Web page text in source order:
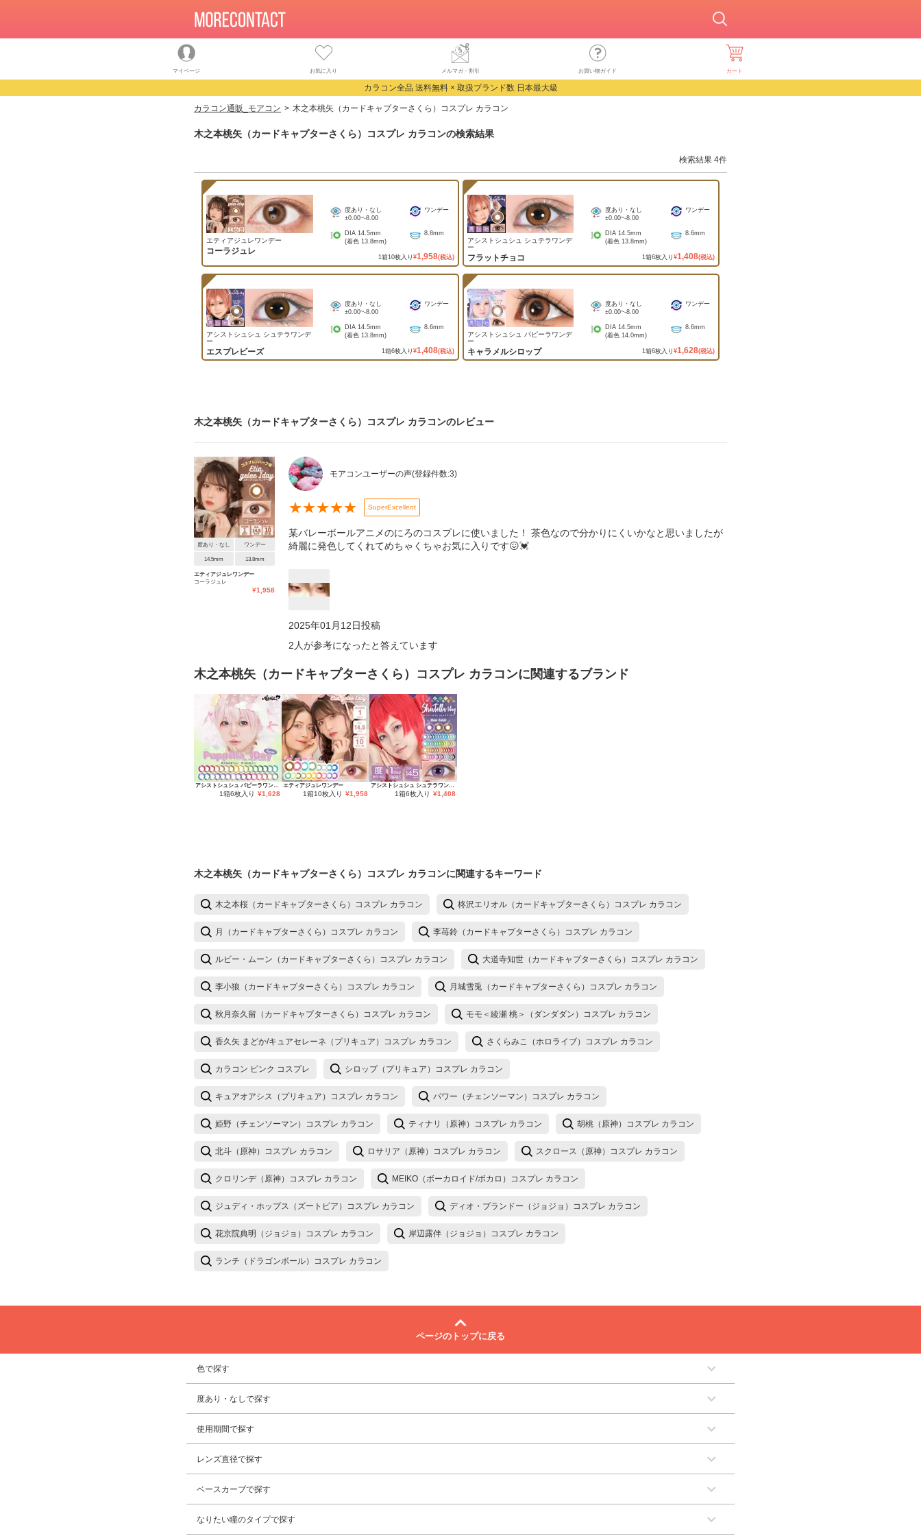
マイページ お気に入り メルマガ・割引 お買い物ガイド カート
カラコン全品 送料無料 × 取扱ブランド数 日本最大級
カラコン通販_モアコン 木之本桃矢（カードキャプターさくら）コスプレ カラコン
木之本桃矢（カードキャプターさくら）コスプレ カラコンの検索結果
検索結果 4件
エティアジュレワンデー
コーラジュレ
度あり・なし
±0.00~-8.00
ワンデー
DIA 14.5mm
(着色 13.8mm)
8.8mm
1箱10枚入り ¥1,958(税込)
アシストシュシュ シュテラワンデ
ー
フラットチョコ
度あり・なし
±0.00~-8.00
ワンデー
DIA14.5mm
(着色13.8mm)
8.6mm
1箱6枚入り ¥1,408(税込)
アシストシュシュ シュテラワンデ
ー
エスプレビーズ
度あり・なし
±0.00~-8.00
ワンデー
DIA 14.5mm
(着色 13.8mm)
8.6mm
1箱6枚入り ¥1,408(税込)
アシストシュシュ パピーラワンデ
ー
キャラメルシロップ
度あり・なし
±0.00~-8.00
ワンデー
DIA14.5mm
(着色14.0mm)
8.6mm
1箱6枚入り ¥1,628(税込)
木之本桃矢（カードキャプターさくら）コスプレ カラコンのレビュー
度あり・なし ワンデー
14.5mm 13.8mm
エティアジュレワンデー
コーラジュレ
¥1,958
モアコンユーザーの声(登録件数:3)
★★★★★ SuperExcellent
某バレーボールアニメのにろのコスプレに使いました！ 茶色なので分かりにくいかなと思いましたが
綺麗に発色してくれてめちゃくちゃお気に入りです😖💓‪
2025年01月12日投稿
2 人が参考になったと答えています
木之本桃矢（カードキャプターさくら）コスプレ カラコンに関連するブランド
アシストシュシュ パピーラワンデー
1箱6枚入り ¥1,628
エティアジュレワンデー
1箱10枚入り ¥1,958
アシストシュシュ シュテラワンデー
1箱6枚入り ¥1,408
木之本桃矢（カードキャプターさくら）コスプレ カラコンに関連するキーワード
木之本桜（カードキャプターさくら）コスプレ カラコン 柊沢エリオル（カードキャプターさくら）コスプレ カラコン
月（カードキャプターさくら）コスプレ カラコン 李苺鈴（カードキャプターさくら）コスプレ カラコン
ルビー・ムーン（カードキャプターさくら）コスプレ カラコン 大道寺知世（カードキャプターさくら）コスプレ カラコン
李小狼（カードキャプターさくら）コスプレ カラコン 月城雪兎（カードキャプターさくら）コスプレ カラコン
秋月奈久留（カードキャプターさくら）コスプレ カラコン モモ＜綾瀬 桃＞（ダンダダン）コスプレ カラコン
香久矢 まどか/キュアセレーネ（プリキュア）コスプレ カラコン さくらみこ（ホロライブ）コスプレ カラコン
カラコン ピンク コスプレ シロップ（プリキュア）コスプレ カラコン
キュアオアシス（プリキュア）コスプレ カラコン パワー（チェンソーマン）コスプレ カラコン
姫野（チェンソーマン）コスプレ カラコン ティナリ（原神）コスプレ カラコン 胡桃（原神）コスプレ カラコン
北斗（原神）コスプレ カラコン ロサリア（原神）コスプレ カラコン スクロース（原神）コスプレ カラコン
クロリンデ（原神）コスプレ カラコン MEIKO（ボーカロイド/ボカロ）コスプレ カラコン
ジュディ・ホップス（ズートピア）コスプレ カラコン ディオ・ブランドー（ジョジョ）コスプレ カラコン
花京院典明（ジョジョ）コスプレ カラコン 岸辺露伴（ジョジョ）コスプレ カラコン
ランチ（ドラゴンボール）コスプレ カラコン
ページのトップに戻る
色で探す
度あり・なしで探す
使用期間で探す
レンズ直径で探す
ベースカーブで探す
なりたい瞳のタイプで探す